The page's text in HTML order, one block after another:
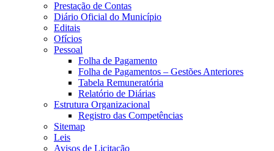
Prestação de Contas
Diário Oficial do Município
Editais
Ofícios
Pessoal
Folha de Pagamento
Folha de Pagamentos – Gestões Anteriores
Tabela Remuneratória
Relatório de Diárias
Estrutura Organizacional
Registro das Competências
Sitemap
Leis
Avisos de Licitação